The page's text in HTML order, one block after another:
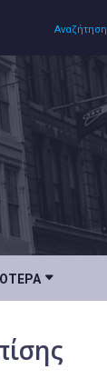
Αναζήτηση

Αρχική
Πολιτισμός
Υγεία
Ταξίδια
Επιστήμη